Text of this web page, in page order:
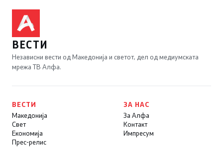
ВЕСТИ
Независни вести од Македонија и светот, дел од медиумската
мрежа ТВ Алфа.
ВЕСТИ
Македонија
Свет
Економија
Прес-релис
ЗА НАС
За Алфа
Контакт
Импресум